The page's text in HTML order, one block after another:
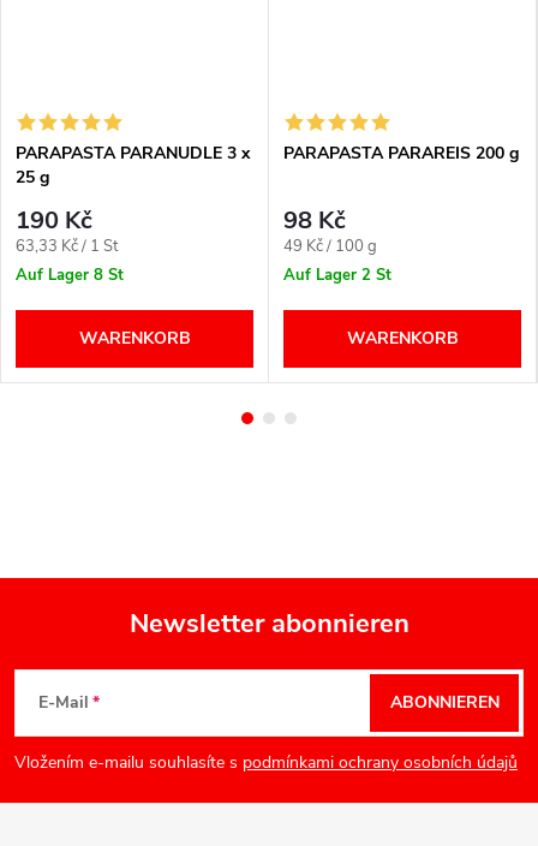
PARAPASTA PARANUDLE 3 x
25 g
190 Kč
Verkaufspreis:
63,33 Kč / 1 St
Auf Lager 8 St
WARENKORB
PARAPASTA PARAREIS 200 g
98 Kč
Verkaufspreis:
49 Kč / 100 g
Auf Lager 2 St
WARENKORB
F
u
ß
Newsletter abonnieren
E-Mail
Vložením e-mailu souhlasíte s podmínkami ochrany osobních údajů
ABONNIEREN